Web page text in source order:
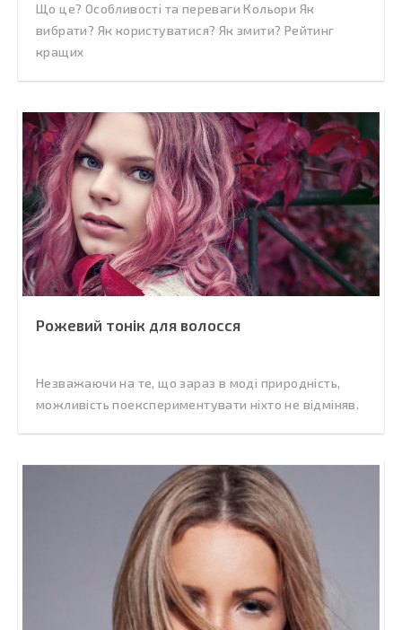
Що це? Особливості та переваги Кольори Як
вибрати? Як користуватися? Як змити? Рейтинг
кращих
Рожевий тонік для волосся
Незважаючи на те, що зараз в моді природність,
можливість поекспериментувати ніхто не відміняв.